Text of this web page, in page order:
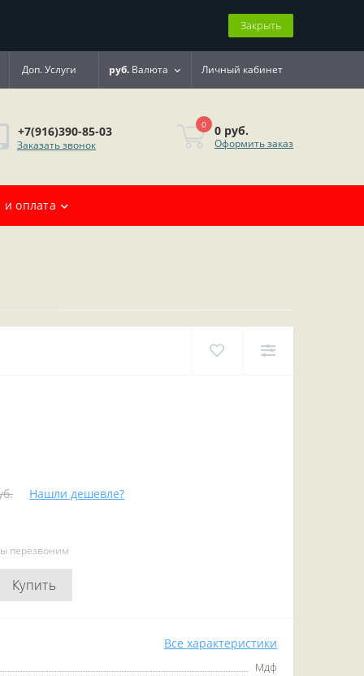
Закрыть
Доп. Услуги руб. Валюта Личный кабинет
+7(916)390-85-03
Заказать звонок
0 0 руб.
Оформить заказ
и оплата
Нашли дешевле?
перезвоним
Купить
Все характеристики
Мдф